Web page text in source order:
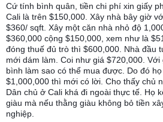
Cứ tính bình quân, tiền chi phí xin giấy
Cali là trên $150,000. Xây nhà bây giờ
$360/ sqft. Xây một căn nhà nhỏ độ
$360,000 cộng $150,000, xem như là
đóng thuế đủ trò thì $600,000. Nhà đầu
mới dám làm. Coi như giá $720,000.
bình làm sao có thể mua được. Do đó
$1,000,000 thì mới có lời. Cho thấy chủ
Dân chủ ở Cali khá đi ngoài thực tế. Họ
giàu mà nếu thằng giàu không bỏ tiền
nghiệp.